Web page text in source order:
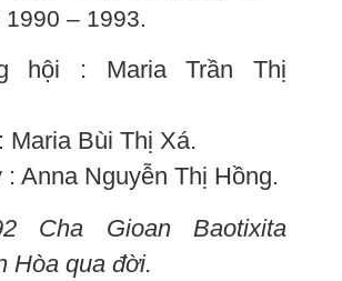
1990 – 1993.
hội : Maria Trần Thị
Maria Bùi Thị Xá.
: Anna Nguyễn Thị Hồng.
Cha Gioan Baotixita
Hòa qua đời.